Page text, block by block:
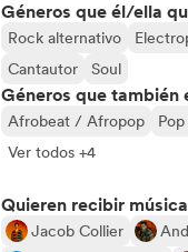
Géneros que él/ella
Rock alternativo
Cantautor
Soul
Géneros que también
Afrobeat / Afropop
Ver todos +4
Quieren recibir
Jacob Collier